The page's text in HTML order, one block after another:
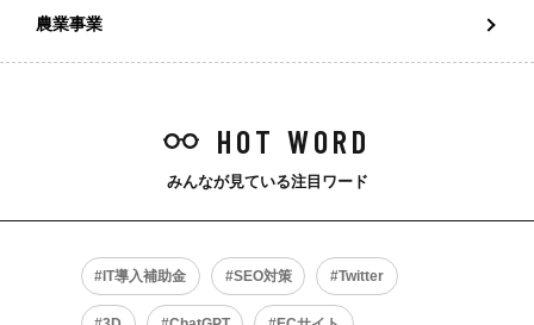
農業事業
HOT WORD
みんなが見ている注目ワード
IT導入補助金 SEO対策 Twitter